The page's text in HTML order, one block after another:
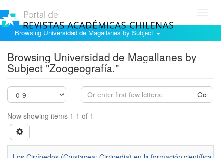
Browsing Universidad de Magallanes by Subject
Browsing Universidad de Magallanes by
Subject "Zoogeografía."
Go
Now showing items 1-1 of 1